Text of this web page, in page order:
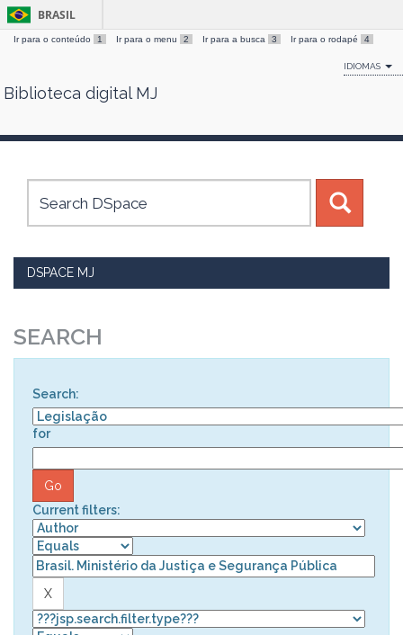
Skip
BRASIL
Ir para o conteúdo 1 Ir para o menu 2 Ir para a busca 3 Ir para o rodapé 4
IDIOMAS
Biblioteca digital MJ
DSPACE MJ
SEARCH
Search:
for
Current filters: